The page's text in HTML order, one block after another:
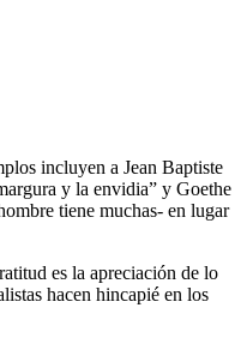
incluyen a Jean Baptiste
y la envidia” y Goethe
tiene muchas- en lugar
es la apreciación de lo
hacen hincapié en los